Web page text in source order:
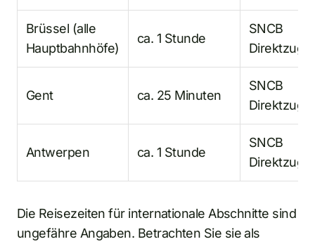
Brüssel (alle
Hauptbahnhöfe)
ca. 1 Stunde
SNCB
Direktzug
Gent ca. 25 Minuten
SNCB
Direktzug
Antwerpen ca. 1 Stunde
SNCB
Direktzug
Die Reisezeiten für internationale Abschnitte sind
ungefähre Angaben. Betrachten Sie sie als